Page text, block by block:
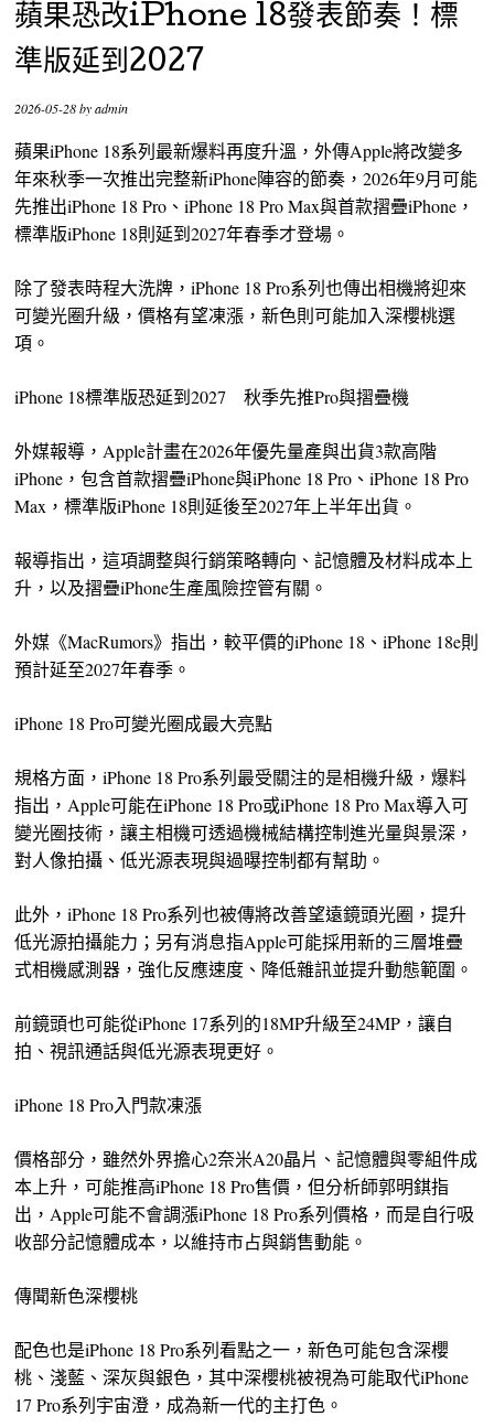
蘋果恐改iPhone 18發表節奏！標
準版延到2027
2026-05-28byadmin
蘋果iPhone 18系列最新爆料再度升溫，外傳Apple將改變多
年來秋季一次推出完整新iPhone陣容的節奏，2026年9月可能
先推出iPhone 18 Pro、iPhone 18 Pro Max與首款摺疊iPhone，
標準版iPhone 18則延到2027年春季才登場。
除了發表時程大洗牌，iPhone 18 Pro系列也傳出相機將迎來
可變光圈升級，價格有望凍漲，新色則可能加入深櫻桃選
項。
iPhone 18標準版恐延到2027 秋季先推Pro與摺疊機
外媒報導，Apple計畫在2026年優先量產與出貨3款高階
iPhone，包含首款摺疊iPhone與iPhone 18 Pro、iPhone 18 Pro
Max，標準版iPhone 18則延後至2027年上半年出貨。
報導指出，這項調整與行銷策略轉向、記憶體及材料成本上
升，以及摺疊iPhone生產風險控管有關。
外媒《MacRumors》指出，較平價的iPhone 18、iPhone 18e則
預計延至2027年春季。
iPhone 18 Pro可變光圈成最大亮點
規格方面，iPhone 18 Pro系列最受關注的是相機升級，爆料
指出，Apple可能在iPhone 18 Pro或iPhone 18 Pro Max導入可
變光圈技術，讓主相機可透過機械結構控制進光量與景深，
對人像拍攝、低光源表現與過曝控制都有幫助。
此外，iPhone 18 Pro系列也被傳將改善望遠鏡頭光圈，提升
低光源拍攝能力；另有消息指Apple可能採用新的三層堆疊
式相機感測器，強化反應速度、降低雜訊並提升動態範圍。
前鏡頭也可能從iPhone 17系列的18MP升級至24MP，讓自
拍、視訊通話與低光源表現更好。
iPhone 18 Pro入門款凍漲
價格部分，雖然外界擔心2奈米A20晶片、記憶體與零組件成
本上升，可能推高iPhone 18 Pro售價，但分析師郭明錤指
出，Apple可能不會調漲iPhone 18 Pro系列價格，而是自行吸
收部分記憶體成本，以維持市占與銷售動能。
傳聞新色深櫻桃
配色也是iPhone 18 Pro系列看點之一，新色可能包含深櫻
桃、淺藍、深灰與銀色，其中深櫻桃被視為可能取代iPhone
17 Pro系列宇宙澄，成為新一代的主打色。